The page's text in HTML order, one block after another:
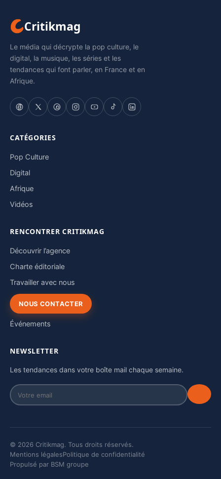
Critikmag
Le média qui décrypte la pop culture, le
digital, la musique, les séries et les
tendances qui font parler, en France et en
Afrique.
CATÉGORIES
Pop Culture
Digital
Afrique
Vidéos
RENCONTRER CRITIKMAG
Découvrir l’agence
Charte éditoriale
Travailler avec nous
NOUS CONTACTER
Événements
NEWSLETTER
Les tendances dans votre boîte mail chaque semaine.
© 2026 Critikmag. Tous droits réservés.
Mentions légalesPolitique de confidentialité
Propulsé par BSM groupe